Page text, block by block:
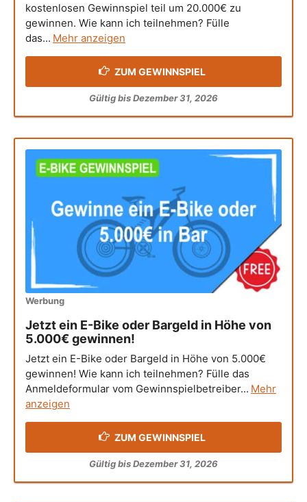
kostenlosen Gewinnspiel teil um 20.000€ zu
gewinnen. Wie kann ich teilnehmen? Fülle
das... Mehr anzeigen
ZUM GEWINNSPIEL
Gültig bis Dezember 31, 2026
Werbung
Jetzt ein E-Bike oder Bargeld in Höhe von
5.000€ gewinnen!
Jetzt ein E-Bike oder Bargeld in Höhe von 5.000€
gewinnen! Wie kann ich teilnehmen? Fülle das
Anmeldeformular vom Gewinnspielbetreiber... Mehr
anzeigen
ZUM GEWINNSPIEL
Gültig bis Dezember 31, 2026